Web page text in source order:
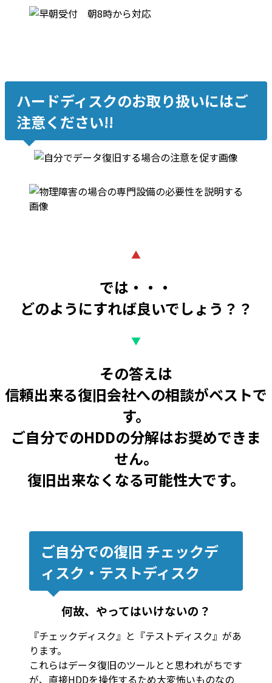
ハードディスクのお取り扱いにはご
注意ください!!
▲
では・・・
どのようにすれば良いでしょう？？
▼
その答えは
信頼出来る復旧会社への相談がベストで
す。
ご自分でのHDDの分解はお奨めできま
せん。
復旧出来なくなる可能性大です。
ご自分での復旧 チェックデ
ィスク・テストディスク
何故、やってはいけないの？
『チェックディスク』と『テストディスク』があ
ります。
これらはデータ復旧のツールとと思われがちです
が、直接HDDを操作するため大変怖いものなの